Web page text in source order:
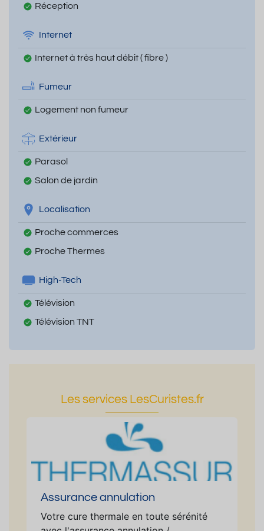
Réception
Internet
Internet à très haut débit ( fibre )
Fumeur
Logement non fumeur
Extérieur
Parasol
Salon de jardin
Localisation
Proche commerces
Proche Thermes
High-Tech
Télévision
Télévision TNT
Les services LesCuristes.fr
Assurance annulation
Votre cure thermale en toute sérénité